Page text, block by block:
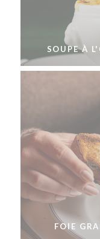
SOUPE À
FOIE